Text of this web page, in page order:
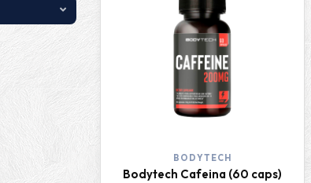
BODYTECH
Bodytech Cafeina (60 caps)